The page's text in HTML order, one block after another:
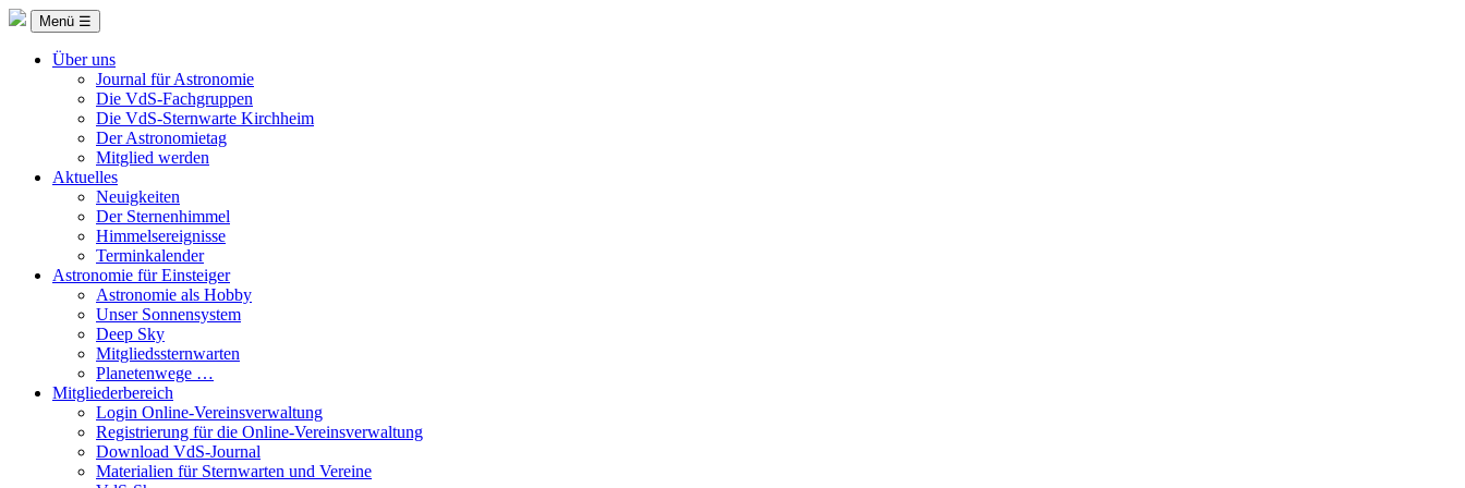
Menü ☰
Über uns
Journal für Astronomie
Die VdS-Fachgruppen
Die VdS-Sternwarte Kirchheim
Der Astronomietag
Mitglied werden
Aktuelles
Neuigkeiten
Der Sternenhimmel
Himmelsereignisse
Terminkalender
Astronomie für Einsteiger
Astronomie als Hobby
Unser Sonnensystem
Deep Sky
Mitgliedssternwarten
Planetenwege …
Mitgliederbereich
Login Online-Vereinsverwaltung
Registrierung für die Online-Vereinsverwaltung
Download VdS-Journal
Materialien für Sternwarten und Vereine